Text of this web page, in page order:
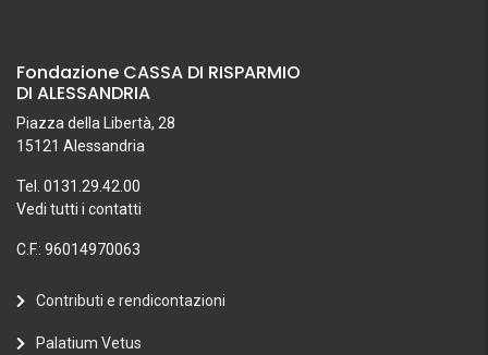
Fondazione CASSA DI RISPARMIO
DI ALESSANDRIA
Piazza della Libertà, 28
15121 Alessandria
Tel. 0131.29.42.00
Vedi tutti i contatti
C.F.: 96014970063
Contributi e rendicontazioni
Palatium Vetus